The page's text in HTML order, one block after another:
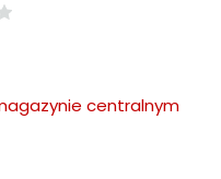
centralnym